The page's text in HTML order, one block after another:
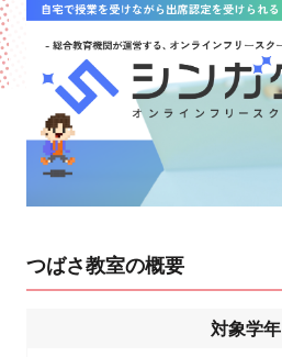
つばさ教室の概要
対象学年